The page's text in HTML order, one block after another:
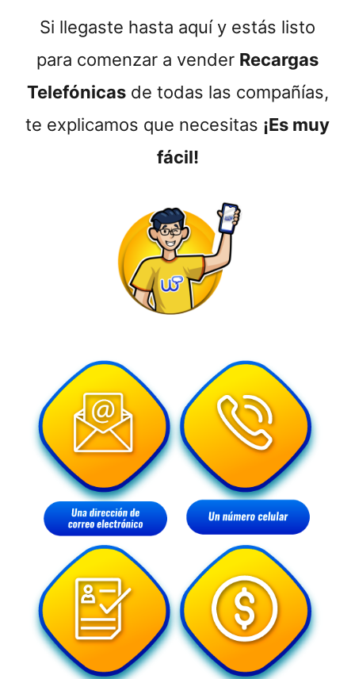
Si llegaste hasta aquí y estás listo
para comenzar a vender Recargas
Telefónicasde todas las compañías,
te explicamos que necesitas ¡Es muy
fácil!